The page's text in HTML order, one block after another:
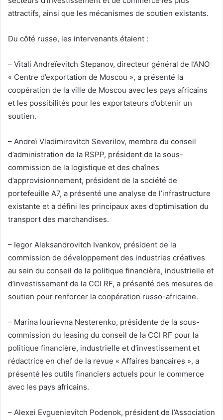
attractifs, ainsi que les mécanismes de soutien existants.
Du côté russe, les intervenants étaient :
– Vitali Andreïevitch Stepanov, directeur général de l’ANO
« Centre d’exportation de Moscou », a présenté la
coopération de la ville de Moscou avec les pays africains
et les possibilités pour les exportateurs d’obtenir un
soutien.
– Andreï Vladimirovitch Severilov, membre du conseil
d’administration de la RSPP, président de la sous-
commission de la logistique et des chaînes
d’approvisionnement, président de la société de
portefeuille A7, a présenté une analyse de l’infrastructure
existante et a défini les principaux axes d’optimisation du
transport des marchandises.
– Iegor Aleksandrovitch Ivankov, président de la
commission de développement des industries créatives
au sein du conseil de la politique financière, industrielle et
d’investissement de la CCI RF, a présenté des mesures de
soutien pour renforcer la coopération russo-africaine.
– Marina Iourievna Nesterenko, présidente de la sous-
commission du leasing du conseil de la CCI RF pour la
politique financière, industrielle et d’investissement et
rédactrice en chef de la revue « Affaires bancaires », a
présenté les outils financiers actuels pour le commerce
avec les pays africains.
– Alexei Evguenievitch Podenok, président de l’Association